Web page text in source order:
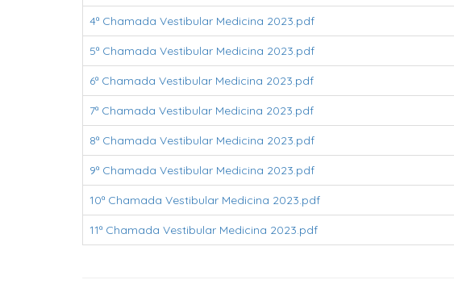
4ª Chamada Vestibular Medicina 2023.pdf
5ª Chamada Vestibular Medicina 2023.pdf
6ª Chamada Vestibular Medicina 2023.pdf
7ª Chamada Vestibular Medicina 2023.pdf
8ª Chamada Vestibular Medicina 2023.pdf
9ª Chamada Vestibular Medicina 2023.pdf
10ª Chamada Vestibular Medicina 2023.pdf
11ª Chamada Vestibular Medicina 2023.pdf